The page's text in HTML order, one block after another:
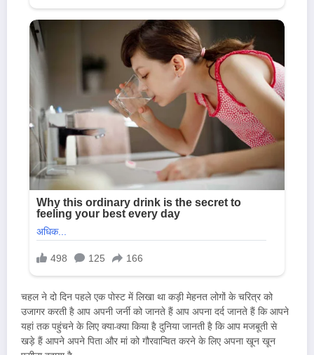
चहल ने दो दिन पहले एक पोस्ट में लिखा था कड़ी मेहनत लोगों के चरित्र को
उजागर करती है आप अपनी जर्नी को जानते हैं आप अपना दर्द जानते हैं कि आपने
यहां तक पहुंचने के लिए क्या-क्या किया है दुनिया जानती है कि आप मजबूती से
खड़े हैं आपने अपने पिता और मां को गौरवान्वित करने के लिए अपना खून खून